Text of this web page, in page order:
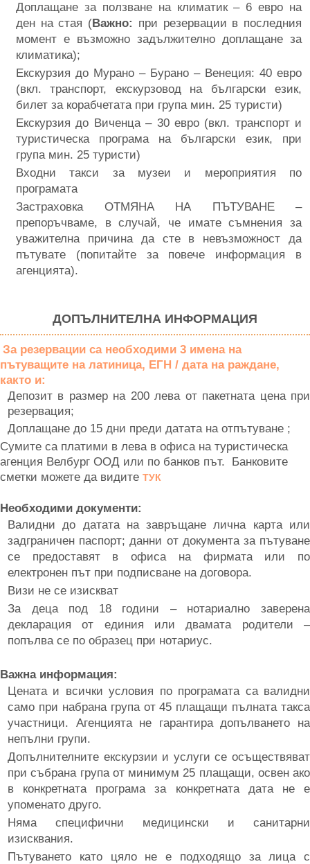
Доплащане за ползване на климатик – 6 евро на
ден на стая (Важно: при резервации в последния
момент е възможно задължително доплащане за
климатика);
Екскурзия до Мурано – Бурано – Венеция: 40 евро
(вкл. транспорт, екскурзовод на български език,
билет за корабчетата при група мин. 25 туристи)
Екскурзия до Виченца – 30 евро (вкл. транспорт и
туристическа програма на български език, при
група мин. 25 туристи)
Входни такси за музеи и мероприятия по
програмата
Застраховка ОТМЯНА НА ПЪТУВАНЕ –
препоръчваме, в случай, че имате съмнения за
уважителна причина да сте в невъзможност да
пътувате (попитайте за повече информация в
агенцията).
ДОПЪЛНИТЕЛНА ИНФОРМАЦИЯ
За резервации са необходими 3 имена на
пътуващите на латиница, ЕГН / дата на раждане,
както и:
Депозит в размер на 200 лева от пакетната цена при
резервация;
Доплащане до 15 дни преди датата на отпътуване ;
Сумите са платими в лева в офиса на туристическа
агенция Велбург ООД или по банков път. Банковите
сметки можете да видите ТУК
Необходими документи:
Валидни до датата на завръщане лична карта или
задграничен паспорт; данни от документа за пътуване
се предоставят в офиса на фирмата или по
електронен път при подписване на договора.
Визи не се изискват
За деца под 18 години – нотариално заверена
декларация от единия или двамата родители –
попълва се по образец при нотариус.
Важна информация:
Цената и всички условия по програмата са валидни
само при набрана група от 45 плащащи пълната такса
участници. Агенцията не гарантира допълването на
непълни групи.
Допълнителните екскурзии и услуги се осъществяват
при събрана група от минимум 25 плащащи, освен ако
в конкретната програма за конкретната дата не е
упоменато друго.
Няма специфични медицински и санитарни
изисквания.
Пътуването като цяло не е подходящо за лица с